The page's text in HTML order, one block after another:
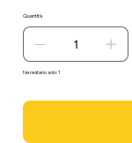
Quantità
Ne restano solo: 1